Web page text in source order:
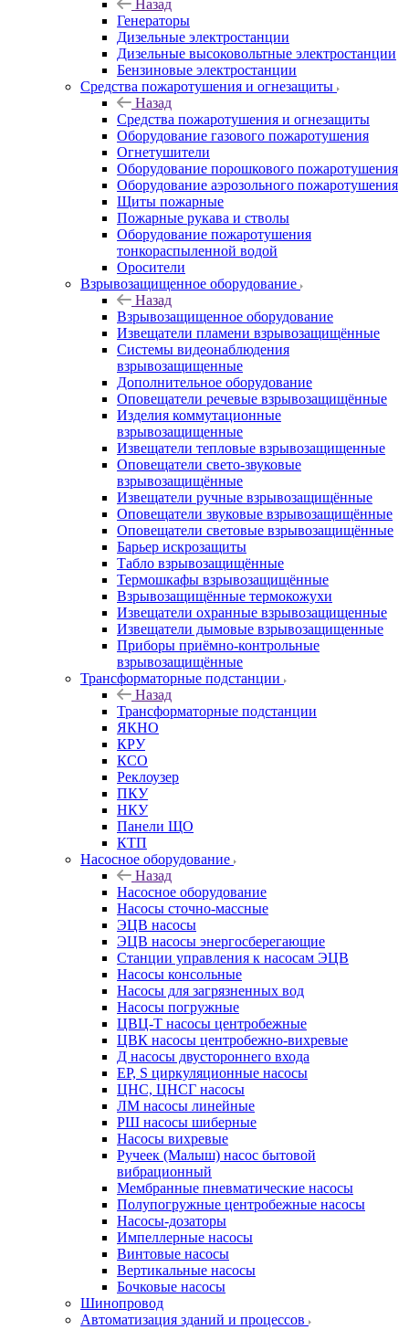
Назад
Генераторы
Дизельные электростанции
Дизельные высоковольтные электростанции
Бензиновые электростанции
Средства пожаротушения и огнезащиты
Назад
Средства пожаротушения и огнезащиты
Оборудование газового пожаротушения
Огнетушители
Оборудование порошкового пожаротушения
Оборудование аэрозольного пожаротушения
Щиты пожарные
Пожарные рукава и стволы
Оборудование пожаротушения
тонкораспыленной водой
Оросители
Взрывозащищенное оборудование
Назад
Взрывозащищенное оборудование
Извещатели пламени взрывозащищённые
Системы видеонаблюдения
взрывозащищенные
Дополнительное оборудование
Оповещатели речевые взрывозащищённые
Изделия коммутационные
взрывозащищенные
Извещатели тепловые взрывозащищенные
Оповещатели свето-звуковые
взрывозащищённые
Извещатели ручные взрывозащищённые
Оповещатели звуковые взрывозащищённые
Оповещатели световые взрывозащищённые
Барьер искрозащиты
Табло взрывозащищённые
Термошкафы взрывозащищённые
Взрывозащищённые термокожухи
Извещатели охранные взрывозащищенные
Извещатели дымовые взрывозащищенные
Приборы приёмно-контрольные
взрывозащищённые
Трансформаторные подстанции
Назад
Трансформаторные подстанции
ЯКНО
КРУ
КСО
Реклоузер
ПКУ
НКУ
Панели ЩО
КТП
Насосное оборудование
Назад
Насосное оборудование
Насосы сточно-массные
ЭЦВ насосы
ЭЦВ насосы энергосберегающие
Станции управления к насосам ЭЦВ
Насосы консольные
Насосы для загрязненных вод
Насосы погружные
ЦВЦ-Т насосы центробежные
ЦВК насосы центробежно-вихревые
Д насосы двустороннего входа
EP, S циркуляционные насосы
ЦНС, ЦНСГ насосы
ЛМ насосы линейные
РШ насосы шиберные
Насосы вихревые
Ручеек (Малыш) насос бытовой
вибрационный
Мембранные пневматические насосы
Полупогружные центробежные насосы
Насосы-дозаторы
Импеллерные насосы
Винтовые насосы
Вертикальные насосы
Бочковые насосы
Шинопровод
Автоматизация зданий и процессов